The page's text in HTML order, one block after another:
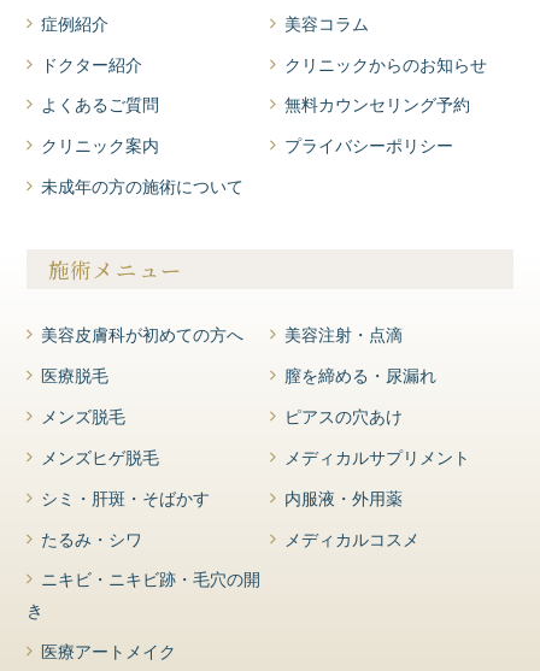
症例紹介
ドクター紹介
よくあるご質問
クリニック案内
未成年の方の施術について
美容コラム
クリニックからのお知らせ
無料カウンセリング予約
プライバシーポリシー
施術メニュー
美容皮膚科が初めての方へ
医療脱毛
メンズ脱毛
メンズヒゲ脱毛
シミ・肝斑・そばかす
たるみ・シワ
ニキビ・ニキビ跡・毛穴の開
き
医療アートメイク
美容注射・点滴
膣を締める・尿漏れ
ピアスの穴あけ
メディカルサプリメント
内服液・外用薬
メディカルコスメ